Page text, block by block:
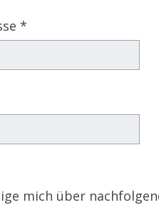
*
mich über